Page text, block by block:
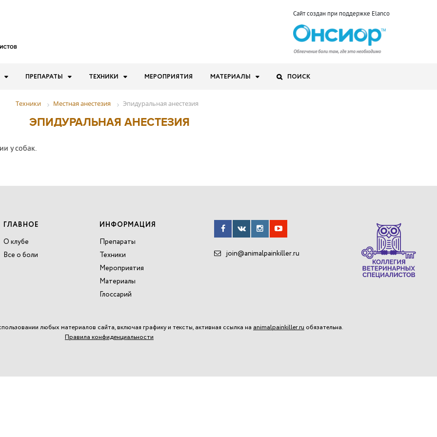
Сайт создан при поддержке Elanco
ПРЕПАРАТЫ ТЕХНИКИ МЕРОПРИЯТИЯ МАТЕРИАЛЫ ПОИСК
Техники Местная анестезия Эпидуральная анестезия
ЭПИДУРАЛЬНАЯ АНЕСТЕЗИЯ
у собак.
ГЛАВНОЕ
О клубе
Все о боли
ИНФОРМАЦИЯ
Препараты
Техники
Мероприятия
Материалы
Глоссарий
join@animalpainkiller.ru
любых материалов сайта, включая графику и тексты, активная ссылка на animalpainkiller.ru обязательна.
Правила конфиденциальности